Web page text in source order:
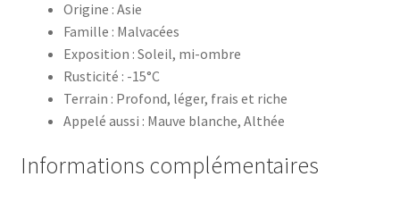
Origine : Asie
Famille : Malvacées
Exposition : Soleil, mi-ombre
Rusticité : -15°C
Terrain : Profond, léger, frais et riche
Appelé aussi : Mauve blanche, Althée
Informations complémentaires